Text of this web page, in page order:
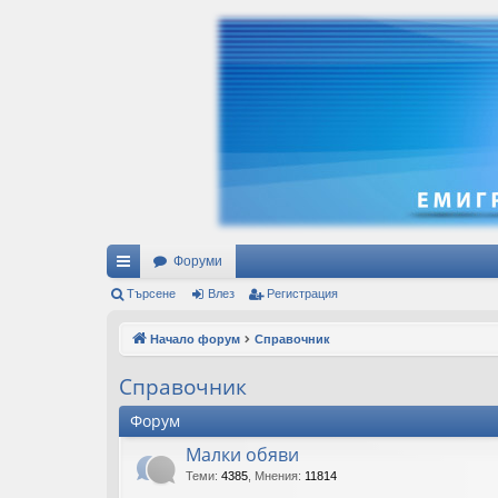
ъ
вр
Форуми
Търсене Влез Регистрация
Начало форум Справочник
Справочник
Форум
Малки обяви
Теми: 4385 Мнения: 11814